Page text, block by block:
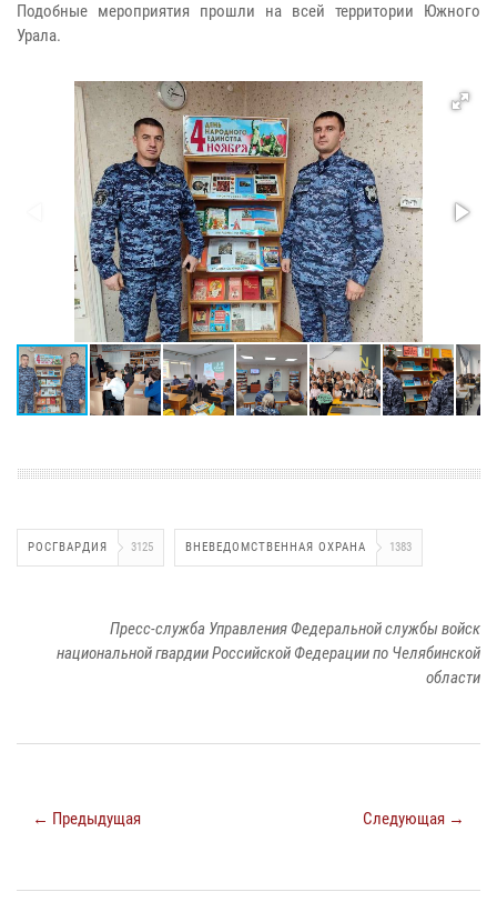
Подобные мероприятия прошли на всей территории Южного
Урала.
РОСГВАРДИЯ 3125 ВНЕВЕДОМСТВЕННАЯ ОХРАНА 1383
Пресс-служба Управления Федеральной службы войск
национальной гвардии Российской Федерации по Челябинской
области
← Предыдущая Следующая →